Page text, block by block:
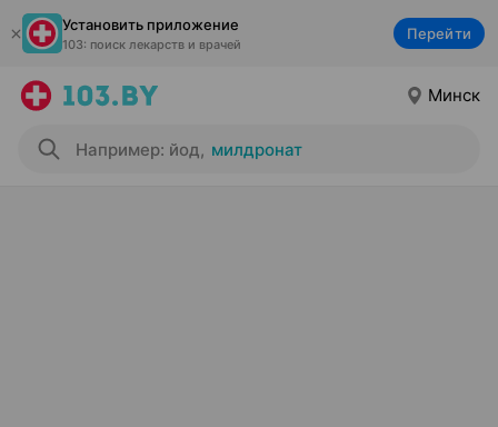
Установить приложение
103: поиск лекарств и врачей
Перейти
Минск
Например: йод, милдронат